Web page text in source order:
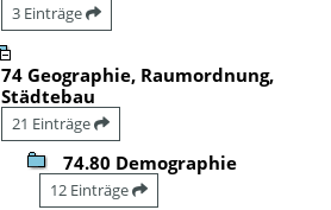
3 Einträge
74 Geographie, Raumordnung,
Städtebau
21 Einträge
74.80 Demographie
12 Einträge